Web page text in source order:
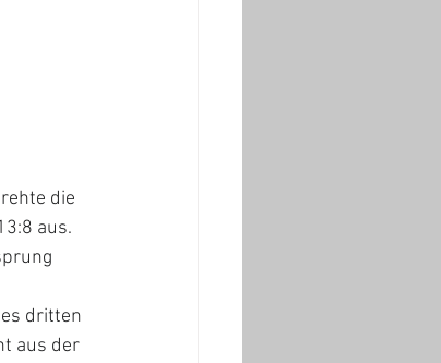
die
aus.
dritten
aus der